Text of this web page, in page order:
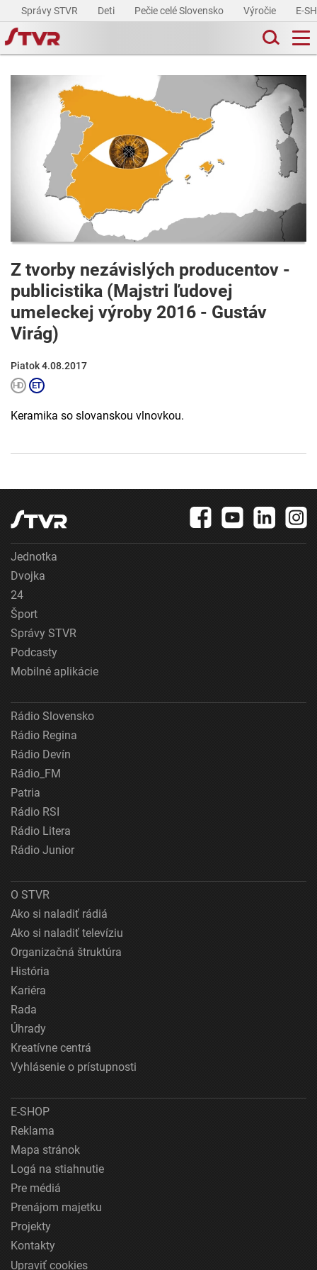
Správy STVR Deti Pečie celé Slovensko Výročie E-
Z tvorby nezávislých producentov -
publicistika (Majstri ľudovej
umeleckej výroby 2016 - Gustáv
Virág)
Piatok 4.08.2017
Keramika so slovanskou vlnovkou.
Jednotka
Dvojka
24
Šport
Správy STVR
Podcasty
Mobilné aplikácie
Rádio Slovensko
Rádio Regina
Rádio Devín
Rádio_FM
Patria
Rádio RSI
Rádio Litera
Rádio Junior
O STVR
Ako si naladiť rádiá
Ako si naladiť televíziu
Organizačná štruktúra
História
Kariéra
Rada
Úhrady
Kreatívne centrá
Vyhlásenie o prístupnosti
E-SHOP
Reklama
Mapa stránok
Logá na stiahnutie
Pre médiá
Prenájom majetku
Projekty
Kontakty
Upraviť cookies